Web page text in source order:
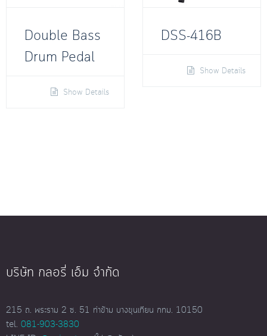
Double Bass
Drum Pedal
Show Details
DSS-416B
Show Details
บริษัท กลอรี่ เอ็ม จำกัด
215 ถ. พระราม 2 ซ. 51 ท่าข้าม บางขุนเทียน กทม. 10150
tel. 081-903-3830